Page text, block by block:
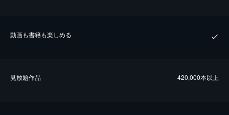
動画も書籍も楽しめる
⾒放題作品 420,000本以上